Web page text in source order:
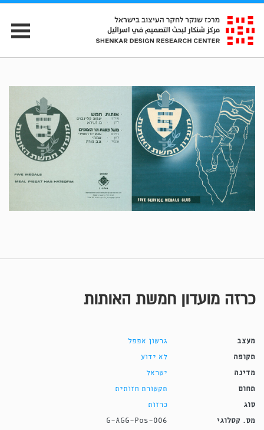
כרזה מועדון חמשת האותות
מעצב גרשון אפפל
תקופה לא ידוע
מדינה ישראל
תחום תקשורת חזותית
סוג כרזות
מס. קטלוגי G-AGG-Pos-006